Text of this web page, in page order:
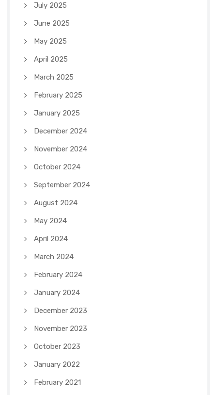
July 2025
June 2025
May 2025
April 2025
March 2025
February 2025
January 2025
December 2024
November 2024
October 2024
September 2024
August 2024
May 2024
April 2024
March 2024
February 2024
January 2024
December 2023
November 2023
October 2023
January 2022
February 2021